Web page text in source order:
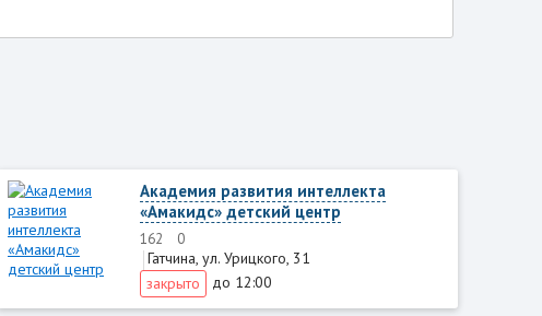
Академия развития интеллекта
«Амакидс» детский центр
162 0
Гатчина, ул. Урицкого, 31
закрыто
до 12:00